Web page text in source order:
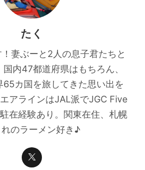
たく
妻ぶーと2人の息子君たちと
内47都道府県はもちろん、
65カ国を旅してきた思い出を
アラインはJAL派でJGC Five
在経験あり。関東在住、札幌
のラーメン好き♪